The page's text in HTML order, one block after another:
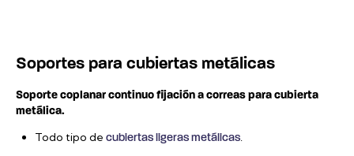
Soportes para cubiertas metálicas
Soporte coplanar continuo fijación a correas para cubierta
metálica.
Todo tipo de cubiertas ligeras metálicas.